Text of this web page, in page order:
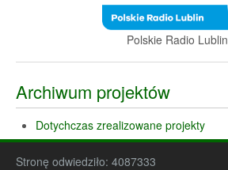
Polskie Radio Lublin
Archiwum projektów
Dotychczas zrealizowane projekty
Stronę odwiedziło: 4087333